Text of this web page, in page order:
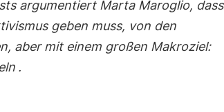
argumentiert Marta Maroglio, dass
geben muss, von den
aber mit einem großen Makroziel:
.